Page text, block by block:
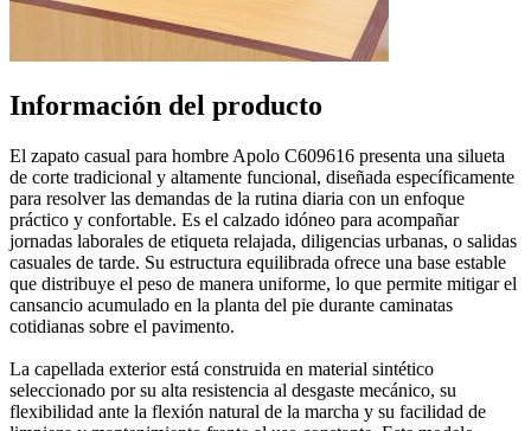
Información del producto
El zapato casual para hombre Apolo C609616 presenta una silueta
de corte tradicional y altamente funcional, diseñada específicamente
para resolver las demandas de la rutina diaria con un enfoque
práctico y confortable. Es el calzado idóneo para acompañar
jornadas laborales de etiqueta relajada, diligencias urbanas, o salidas
casuales de tarde. Su estructura equilibrada ofrece una base estable
que distribuye el peso de manera uniforme, lo que permite mitigar el
cansancio acumulado en la planta del pie durante caminatas
cotidianas sobre el pavimento.
La capellada exterior está construida en material sintético
seleccionado por su alta resistencia al desgaste mecánico, su
flexibilidad ante la flexión natural de la marcha y su facilidad de